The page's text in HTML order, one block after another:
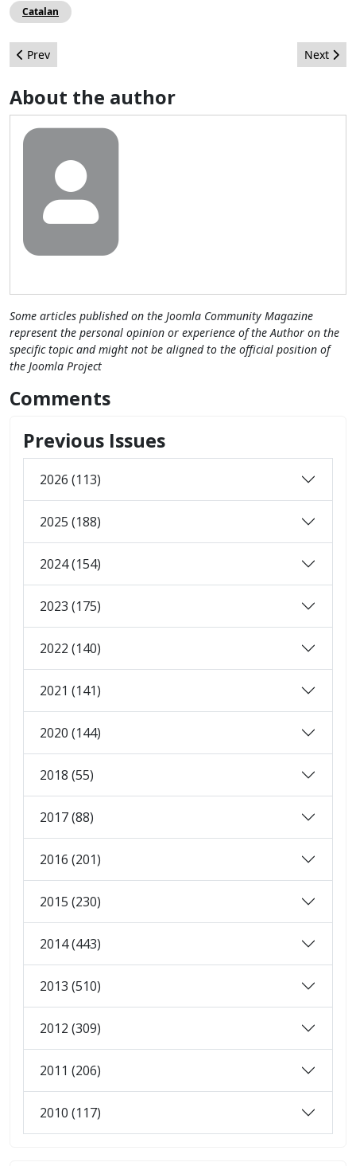
Catalan
Previous article: Noticia - Llançament de Joomla 3.0.1
Prev Next
Next
About the author
Some articles published on the Joomla Community Magazine
represent the personal opinion or experience of the Author on the
specific topic and might not be aligned to the official position of
the Joomla Project
Comments
Previous Issues
2026 (113)
2025 (188)
2024 (154)
2023 (175)
2022 (140)
2021 (141)
2020 (144)
2018 (55)
2017 (88)
2016 (201)
2015 (230)
2014 (443)
2013 (510)
2012 (309)
2011 (206)
2010 (117)